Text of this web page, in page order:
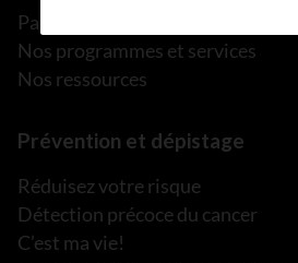
Parler à une personne de confiance
Nos programmes et services
Nos ressources
Prévention et dépistage
Réduisez votre risque
Détection précoce du cancer
C’est ma vie!